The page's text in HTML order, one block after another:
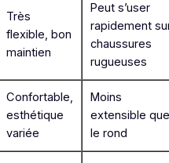
Très
flexible, bon
maintien
Peut s’user
rapidement
chaussures
rugueuses
Confortable,
esthétique
variée
Moins
extensible que
le rond